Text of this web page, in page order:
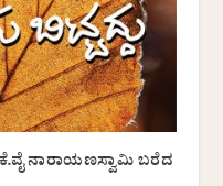
ನಾರಾಯಣಸ್ವಾಮಿ ಬರೆದ